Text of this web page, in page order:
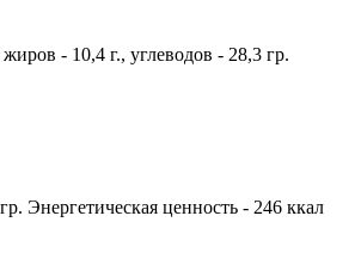
- 10,4 г., углеводов - 28,3 гр.
Энергетическая ценность - 246 ккал